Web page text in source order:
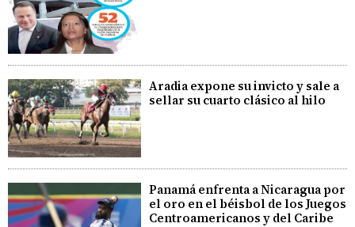
Aradia expone su invicto y sale a
sellar su cuarto clásico al hilo
Panamá enfrenta a Nicaragua por
el oro en el béisbol de los Juegos
Centroamericanos y del Caribe